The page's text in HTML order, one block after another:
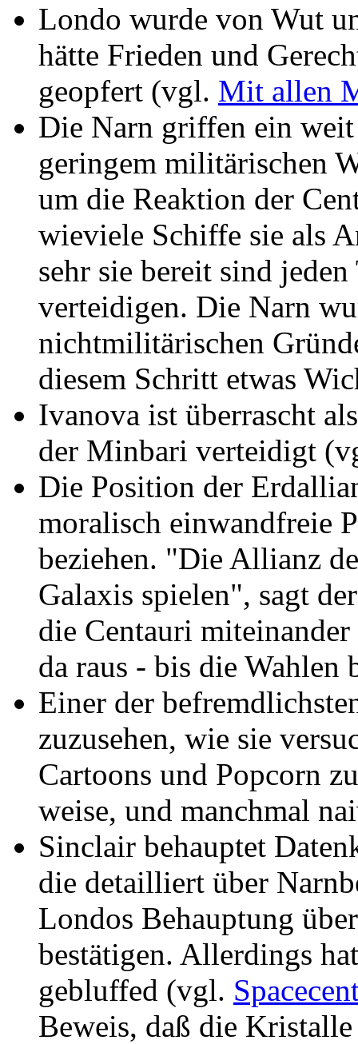
Londo wurde von Wut
hätte Frieden und
geopfert (vgl. Mit allen
Die Narn griffen ein
geringem militärischen
um die Reaktion der
wieviele Schiffe sie als
sehr sie bereit sind
verteidigen. Die Narn
nichtmilitärischen
diesem Schritt etwas
Ivanova ist überrascht
der Minbari verteidigt
Die Position der
moralisch einwandfreie
beziehen. "Die Allianz
Galaxis spielen", sagt
die Centauri
da raus - bis die Wahlen
Einer der
zuzusehen, wie sie
Cartoons und Popcorn
weise, und manchmal
Sinclair behauptet
die detailliert über
Londos Behauptung
bestätigen. Allerdings
gebluffed (vgl.
Beweis, daß die